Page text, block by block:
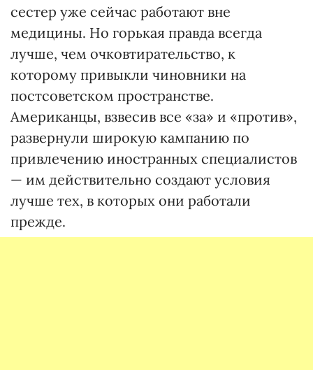
сестер уже сейчас работают вне
медицины. Но горькая правда всегда
лучше, чем очковтирательство, к
которому привыкли чиновники на
постсоветском пространстве.
Американцы, взвесив все «за» и «против»,
развернули широкую кампанию по
привлечению иностранных специалистов
— им действительно создают условия
лучше тех, в которых они работали
прежде.